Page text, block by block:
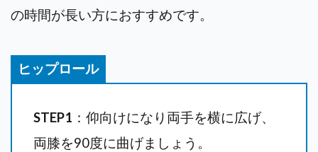
の時間が長い方におすすめです。
ヒップロール
STEP1 ：仰向けになり両手を横に広げ、
両膝を90度に曲げましょう。